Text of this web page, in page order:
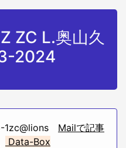
ZC L.奥山久
2024
Mailで記事
Data-Box